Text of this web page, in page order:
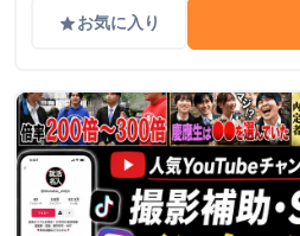
gradeお気に入り